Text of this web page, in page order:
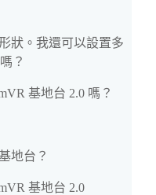
狀。我還可以設置多
？
基地台 2.0 嗎？
地台？
基地台 2.0